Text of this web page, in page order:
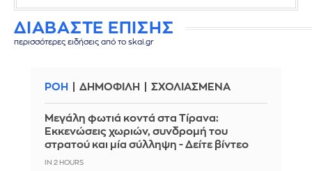
ΔΙΑΒΑΣΤΕ ΕΠΙΣΗΣ
περισσότερες ειδήσεις από το skai.gr
ΡΟΗ ΔΗΜΟΦΙΛΗ ΣΧΟΛΙΑΣΜΕΝΑ
Μεγάλη φωτιά κοντά στα Τίρανα:
Εκκενώσεις χωριών, συνδρομή του
στρατού και μία σύλληψη - Δείτε βίντεο
IN 2 HOURS